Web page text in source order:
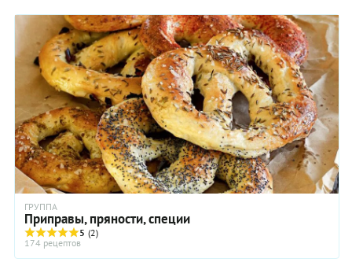
ГРУППА
Приправы, пряности, специи
5 (2)
174 рецептов